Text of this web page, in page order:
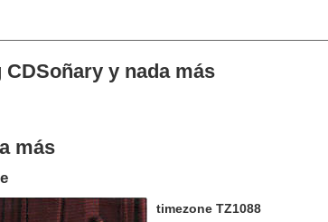
y nada más
más
timezone TZ1088